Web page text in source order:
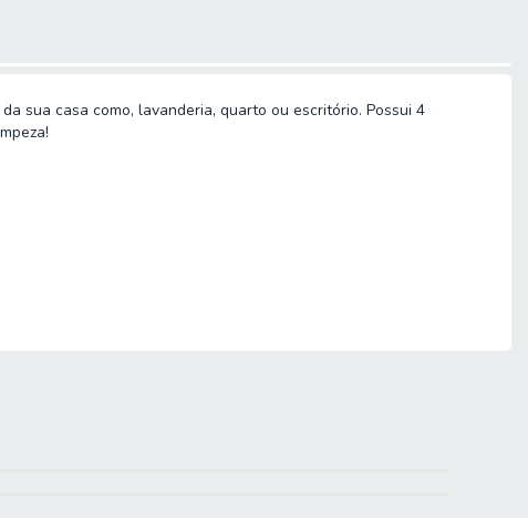
sua casa como, lavanderia, quarto ou escritório. Possui 4